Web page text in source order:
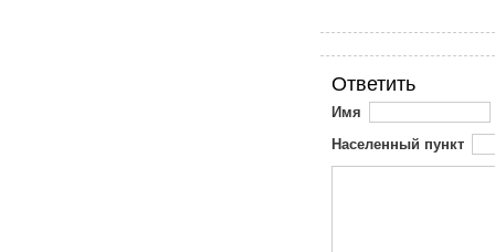
Ответить
Имя
Населенный пункт